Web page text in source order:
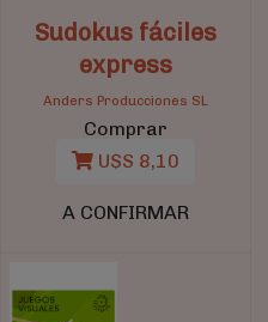
Sudokus fáciles
express
Anders Producciones SL
Comprar
U$S 8,10
A CONFIRMAR